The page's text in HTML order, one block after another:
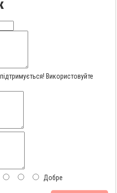
Використовуйте
Добре